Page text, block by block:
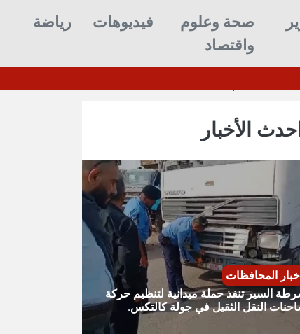
صحة وعلوم
واقتصاد
فيديوهات رياضة
ترسانتها بعد استنزافها بالحرب ضد إيران
احدث الأخبار
المحافظات
السير تنفذ حملة ميدانية لتنظيم حركة
النقل الثقيل في جولة كالتكس.